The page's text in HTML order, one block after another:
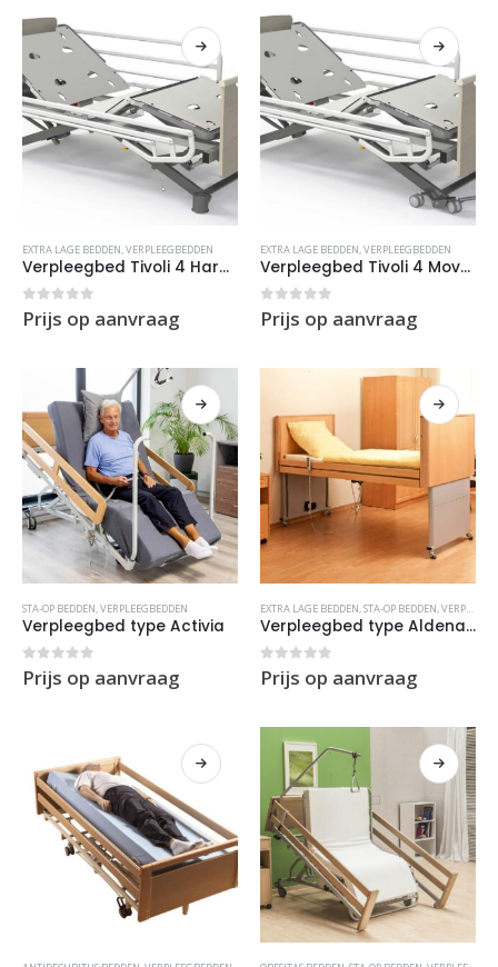
EXTRA LAGE BEDDEN,VERPLEEGBEDDEN
Verpleegbed Tivoli 4 Harmony – 20 cm hoog – X2 (Nursing)
0out of 5
Prijs op aanvraag
EXTRA LAGE BEDDEN,VERPLEEGBEDDEN
Verpleegbed Tivoli 4 Move – 20 cm hoog – X2 (Nursing)
0out of 5
Prijs op aanvraag
STA-OP BEDDEN,VERPLEEGBEDDEN
Verpleegbed type Activia
0 out of 5
Prijs op aanvraag
EXTRA LAGE BEDDEN,STA-OP BEDDEN,VERPLEEGBEDDEN
Verpleegbed type Aldena extra lage verstelling
0 out of 5
Prijs op aanvraag